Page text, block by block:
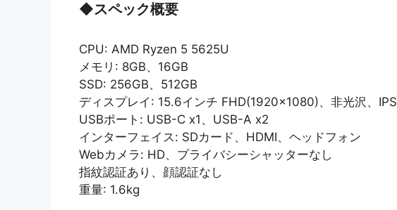
◆スペック概要
CPU: AMD Ryzen 5 5625U
メモリ: 8GB、16GB
SSD: 256GB、512GB
ディスプレイ: 15.6インチ FHD(1920×1080)、非光沢、IPS
USBポート: USB-C x1、USB-A x2
インターフェイス: SDカード、HDMI、ヘッドフォン
Webカメラ: HD、プライバシーシャッターなし
指紋認証あり、顔認証なし
重量: 1.6kg